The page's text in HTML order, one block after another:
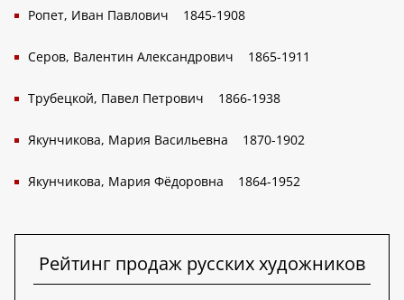
Ропет, Иван Павлович 1845-1908
Серов, Валентин Александрович 1865-1911
Трубецкой, Павел Петрович 1866-1938
Якунчикова, Мария Васильевна 1870-1902
Якунчикова, Мария Фёдоровна 1864-1952
Рейтинг продаж русских художников